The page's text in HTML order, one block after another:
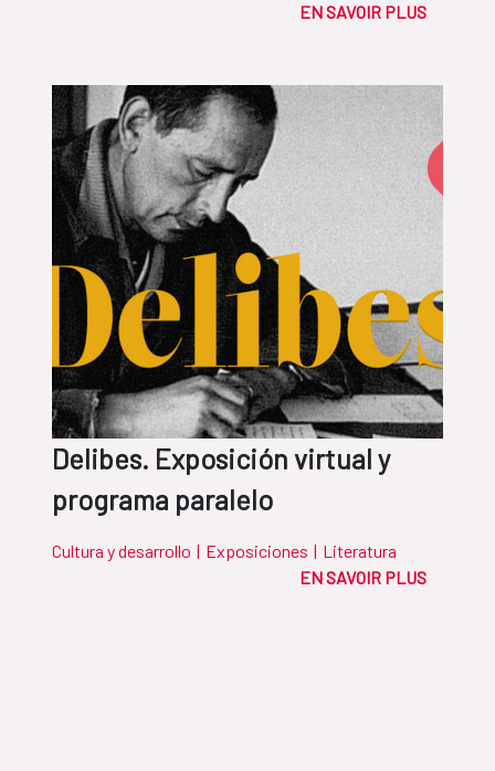
EN SAVOIR PLUS
Delibes. Exposición virtual y
programa paralelo
Cultura y desarrollo | Exposiciones | Literatura
EN SAVOIR PLUS